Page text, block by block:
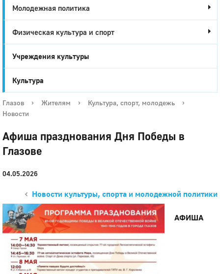
Молодежная политика
Физическая культура и спорт
Учреждения культуры
Культура
Глазов › Жителям › Культура, спорт, молодежь
›
Новости
Афиша празднования Дня Победы в
Глазове
04.05.2026
Новости культуры, спорта и молодежной политики
АФИША